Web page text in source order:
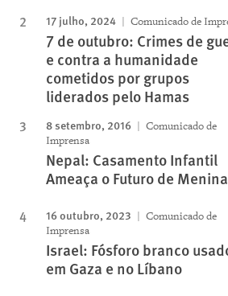
17 julho, 2024 Comunicado de
7 de outubro: Crimes de
e contra a humanidade
cometidos por grupos
liderados pelo Hamas
8 setembro, 2016
Comunicado de
Imprensa
Nepal: Casamento Infantil
Ameaça o Futuro de
16 outubro, 2023
Comunicado de
Imprensa
Israel: Fósforo branco
em Gaza e no Líbano